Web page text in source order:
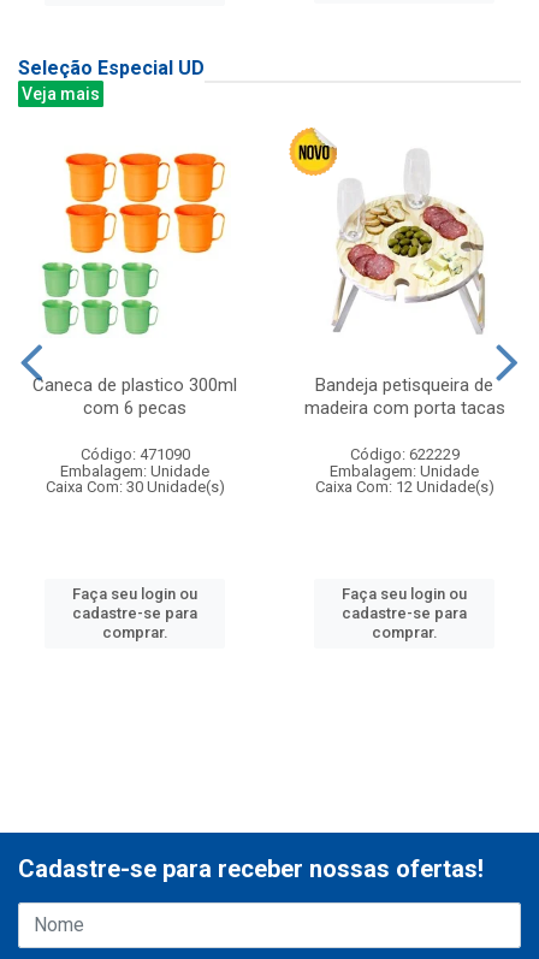
Seleção Especial UD
Veja mais
Caneca de plastico 300ml
com 6 pecas
Código: 471090
Embalagem: Unidade
Caixa Com: 30 Unidade(s)
Faça seu login ou
cadastre-se para
comprar.
Bandeja petisqueira de
madeira com porta tacas
Código: 622229
Embalagem: Unidade
Caixa Com: 12 Unidade(s)
Faça seu login ou
cadastre-se para
comprar.
Cadastre-se para receber nossas ofertas!